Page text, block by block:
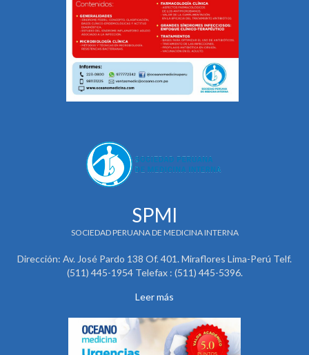
SPMI
SOCIEDAD PERUANA DE MEDICINA INTERNA
Dirección: Av. José Pardo 138 Of. 401. Miraflores Lima-Perú Telf.
(511) 445-1954 Telefax : (511) 445-5396.
Leer más